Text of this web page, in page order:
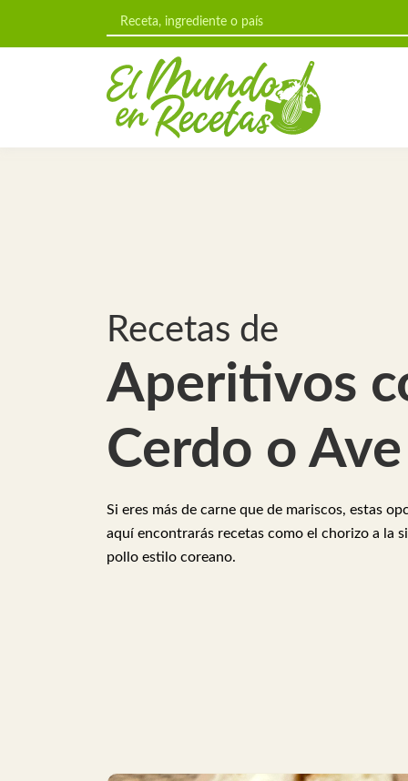
Recetas de
Aperitivos
Cerdo o Ave
Si eres más de carne que de mariscos, estas
aquí encontrarás recetas como el chorizo a la
pollo estilo coreano.